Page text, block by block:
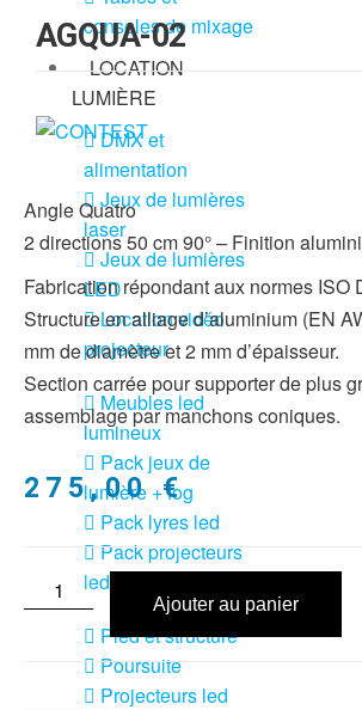
consoles de mixage
LOCATION
LUMIÈRE
DMX et
alimentation
Jeux de lumières
laser
Jeux de lumières
LED
Location vidéo
projecteur
Meubles led
lumineux
Pack jeux de
lumière + fog
Pack lyres led
Pack projecteurs
led divers
Pied et structure
Poursuite
Projecteurs led
AGQUA-02
Angle Quatro
2 directions 50 cm 90° – Finition
Fabrication répondant aux normes ISO
Structure en alliage d’aluminium (EN
mm de diamètre et 2 mm d’épaisseur.
Section carrée pour supporter de plus
assemblage par manchons coniques.
275,00€
Ajouter au panier